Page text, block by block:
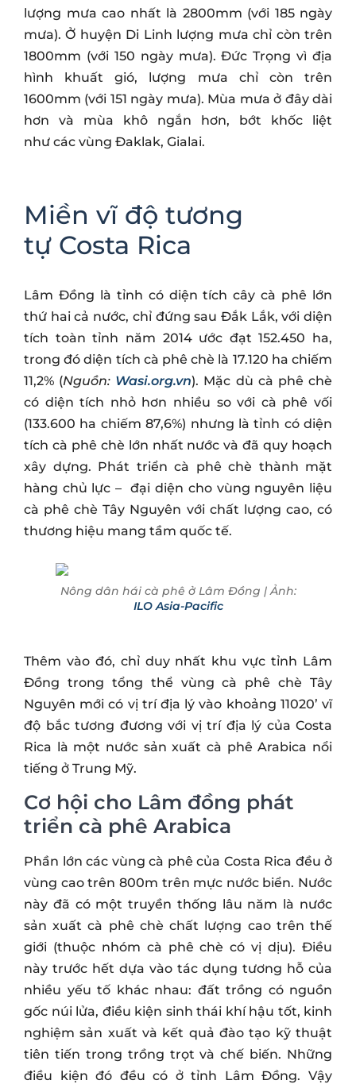
lượng mưa cao nhất là 2800mm (với 185 ngày
mưa). Ở huyện Di Linh lượng mưa chỉ còn trên
1800mm (với 150 ngày mưa). Đức Trọng vì địa
hình khuất gió, lượng mưa chỉ còn trên
1600mm (với 151 ngày mưa). Mùa mưa ở đây dài
hơn và mùa khô ngắn hơn, bớt khốc liệt
như các vùng Đaklak, Gialai.
Miền vĩ độ tương
tự Costa Rica
Lâm Đồng là tỉnh có diện tích cây cà phê lớn
thứ hai cả nước, chỉ đứng sau Đắk Lắk, với diện
tích toàn tỉnh năm 2014 ước đạt 152.450 ha,
trong đó diện tích cà phê chè là 17.120 ha chiếm
11,2% (Nguồn: Wasi.org.vn). Mặc dù cà phê chè
có diện tích nhỏ hơn nhiều so với cà phê vối
(133.600 ha chiếm 87,6%) nhưng là tỉnh có diện
tích cà phê chè lớn nhất nước và đã quy hoạch
xây dựng. Phát triển cà phê chè thành mặt
hàng chủ lực – đại diện cho vùng nguyên liệu
cà phê chè Tây Nguyên với chất lượng cao, có
thương hiệu mang tầm quốc tế.
Nông dân hái cà phê ở Lâm Đồng | Ảnh:
ILO Asia-Pacific
Thêm vào đó, chỉ duy nhất khu vực tỉnh Lâm
Đồng trong tổng thể vùng cà phê chè Tây
Nguyên mới có vị trí địa lý vào khoảng 11020’ vĩ
độ bắc tương đương với vị trí địa lý của Costa
Rica là một nước sản xuất cà phê Arabica nổi
tiếng ở Trung Mỹ.
Cơ hội cho Lâm đồng phát
triển cà phê Arabica
Phần lớn các vùng cà phê của Costa Rica đều ở
vùng cao trên 800m trên mực nước biển. Nước
này đã có một truyền thống lâu năm là nước
sản xuất cà phê chè chất lượng cao trên thế
giới (thuộc nhóm cà phê chè có vị dịu). Điều
này trước hết dựa vào tác dụng tương hỗ của
nhiều yếu tố khác nhau: đất trồng có nguồn
gốc núi lửa, điều kiện sinh thái khí hậu tốt, kinh
nghiệm sản xuất và kết quả đào tạo kỹ thuật
tiên tiến trong trồng trọt và chế biến. Những
điều kiện đó đều có ở tỉnh Lâm Đồng. Vậy